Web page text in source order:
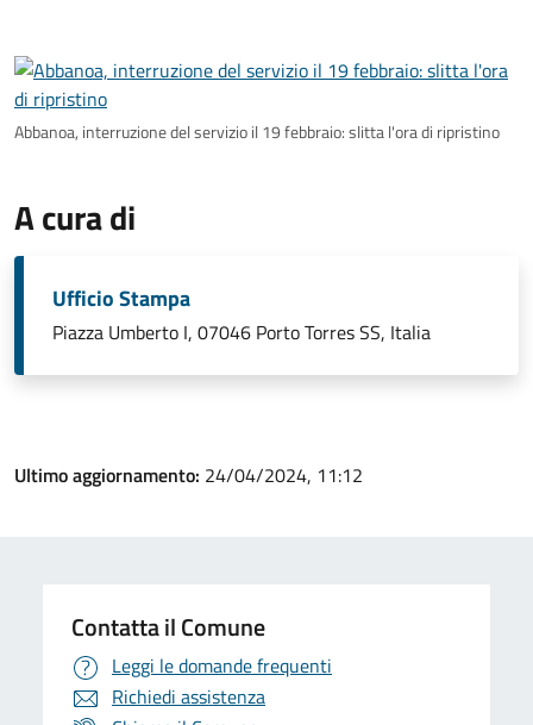
Abbanoa, interruzione del servizio il 19 febbraio: slitta l'ora di ripristino
A cura di
Ufficio Stampa
Piazza Umberto I, 07046 Porto Torres SS, Italia
Ultimo aggiornamento: 24/04/2024, 11:12
Contatta il Comune
Leggi le domande frequenti
Richiedi assistenza